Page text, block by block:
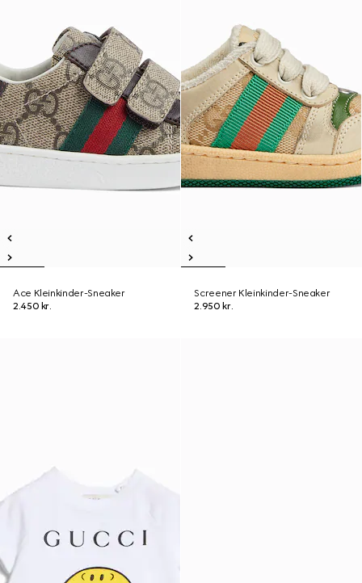
Ace Kleinkinder-Sneaker
2.450 kr.
Screener Kleinkinder-Sneaker
2.950 kr.